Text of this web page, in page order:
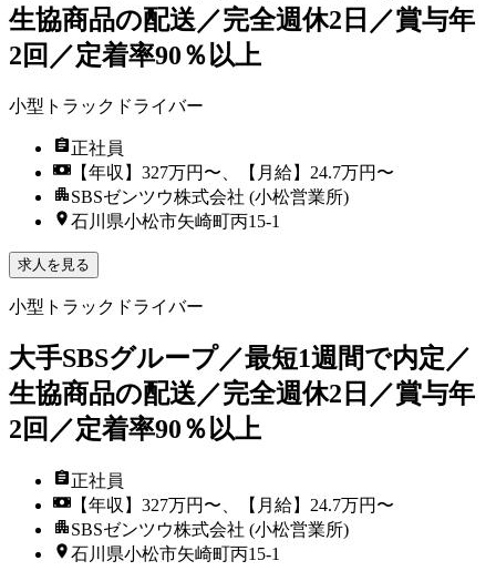
生協商品の配送／完全週休2日／賞与年
2回／定着率90％以上
小型トラックドライバー
正社員
【年収】327万円〜、【月給】24.7万円〜
SBSゼンツウ株式会社 (小松営業所)
石川県小松市矢崎町丙15-1
求人を見る
小型トラックドライバー
大手SBSグループ／最短1週間で内定／
生協商品の配送／完全週休2日／賞与年
2回／定着率90％以上
正社員
【年収】327万円〜、【月給】24.7万円〜
SBSゼンツウ株式会社 (小松営業所)
石川県小松市矢崎町丙15-1